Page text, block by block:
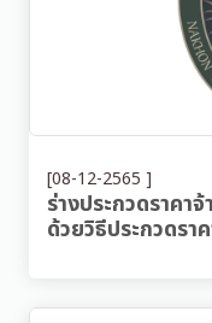
[08-12-2565 ]
ร่างประกวดราคา
ด้วยวิธีประกวดร